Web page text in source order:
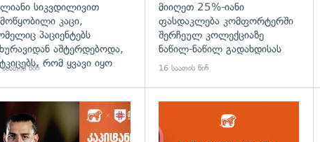
სიკვდილივით
კაცი,
პაციენტებს
აშტერდებოდა,
რომ ყვავი იყო
წინ
მიიღეთ 25%-იანი
ფასდაკლება კომფორტერში
შერჩეულ კოლექციაზე
ნაწილ-ნაწილ გადახდისას
16 საათის წინ